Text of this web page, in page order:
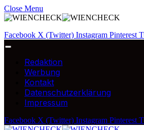
Close Menu
Facebook X (Twitter) Instagram Pinterest
Redaktion
Werbung
Kontakt
Datenschutzerklärung
Impressum
Facebook X (Twitter) Instagram Pinterest